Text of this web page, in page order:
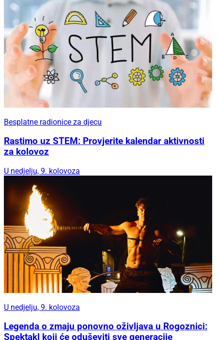
Besplatne radionice za djecu
Rastimo uz STEM: Provjerite kalendar aktivnosti
za kolovoz
U nedjelju, 9. kolovoza
U nedjelju, 9. kolovoza
Legenda o zmaju ponovno oživljava u Rogoznici:
Spektakl koji će oduševiti sve generacije